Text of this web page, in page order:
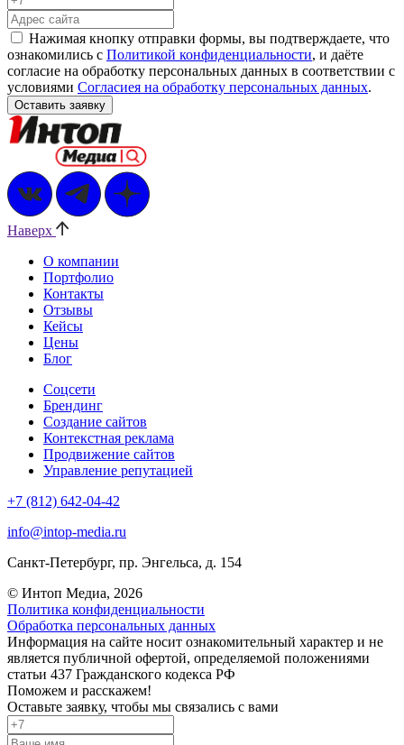
Нажимая кнопку отправки формы, вы подтверждаете, что
ознакомились с Политикой конфиденциальности, и даёте
согласие на обработку персональных данных в соответствии с
условиями Согласиея на обработку персональных данных.
Наверх
О компании
Портфолио
Контакты
Отзывы
Кейсы
Цены
Блог
Соцсети
Брендинг
Создание сайтов
Контекстная реклама
Продвижение сайтов
Управление репутацией
+7 (812) 642-04-42
info@intop-media.ru
Санкт-Петербург, пр. Энгельса, д. 154
© Интоп Медиа, 2026
Политика конфиденциальности
Обработка персональных данных
Информация на сайте носит ознакомительный характер и не
является публичной офертой, определяемой положениями
статьи 437 Гражданского кодекса РФ
Поможем и расскажем!
Оставьте заявку, чтобы мы связались с вами